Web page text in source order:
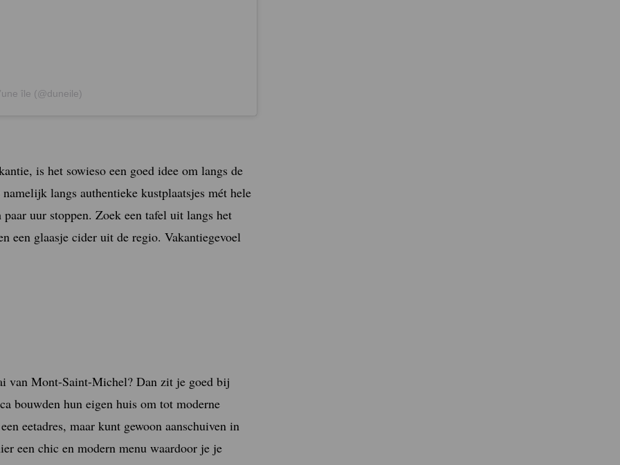
île (@duneile)
is het sowieso een goed idee om langs de
langs authentieke kustplaatsjes mét hele
uur stoppen. Zoek een tafel uit langs het
een glaasje cider uit de regio. Vakantiegevoel
van Mont-Saint-Michel? Dan zit je goed bij
bouwden hun eigen huis om tot moderne
eetadres, maar kunt gewoon aanschuiven in
een chic en modern menu waardoor je je